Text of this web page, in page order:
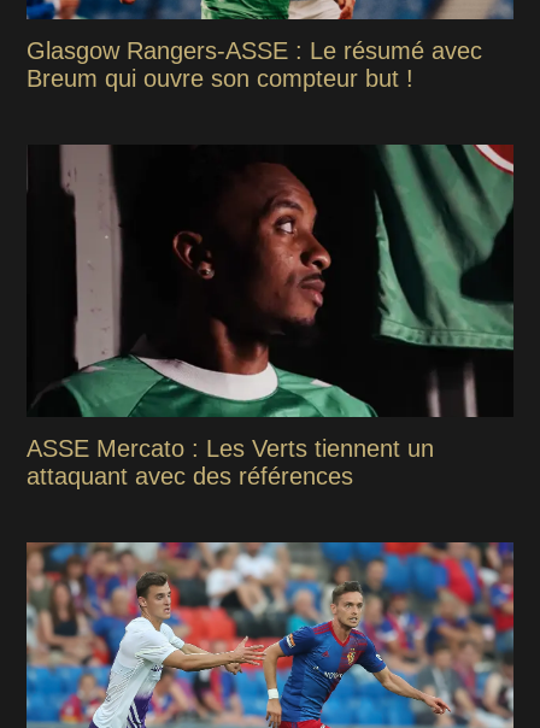
Glasgow Rangers-ASSE : Le résumé avec
Breum qui ouvre son compteur but !
ASSE Mercato : Les Verts tiennent un
attaquant avec des références